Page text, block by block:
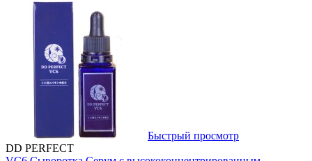
Быстрый просмотр
DD PERFECT